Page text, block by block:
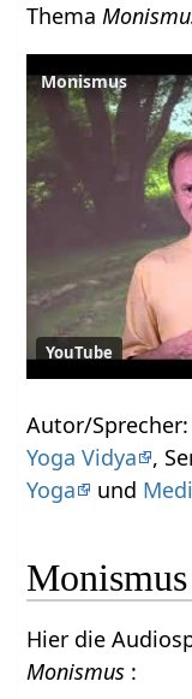
Thema
Monismus
YouTube
Autor/Sprecher:
Yoga Vidya
,
Yoga
und
Hier die
Monismus :